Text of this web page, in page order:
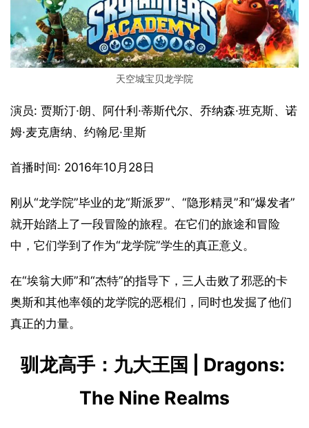
天空城宝贝龙学院
演员: 贾斯汀·朗、阿什利·蒂斯代尔、乔纳森·班克斯、诺
姆·麦克唐纳、约翰尼·里斯
首播时间: 2016年10月28日
刚从“龙学院”毕业的龙“斯派罗”、“隐形精灵”和“爆发者”
就开始踏上了一段冒险的旅程。在它们的旅途和冒险
中，它们学到了作为“龙学院”学生的真正意义。
在“埃翁大师”和“杰特”的指导下，三人击败了邪恶的卡
奥斯和其他率领的龙学院的恶棍们，同时也发掘了他们
真正的力量。
驯龙高手：九大王国 | Dragons:
The Nine Realms